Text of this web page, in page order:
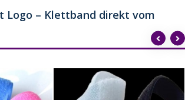
Logo – Klettband direkt vom